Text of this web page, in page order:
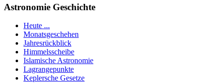
Astronomie Geschichte
Heute ...
Monatsgeschehen
Jahresrückblick
Himmelsscheibe
Islamische Astronomie
Lagrangepunkte
Keplersche Gesetze